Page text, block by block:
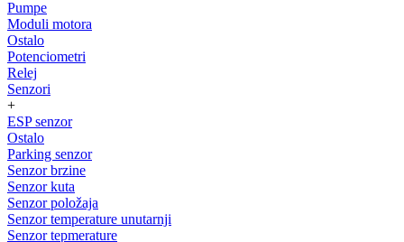
Pumpe
Moduli motora
Ostalo
Potenciometri
Relej
Senzori
+
ESP senzor
Ostalo
Parking senzor
Senzor brzine
Senzor kuta
Senzor položaja
Senzor temperature unutarnji
Senzor tepmerature